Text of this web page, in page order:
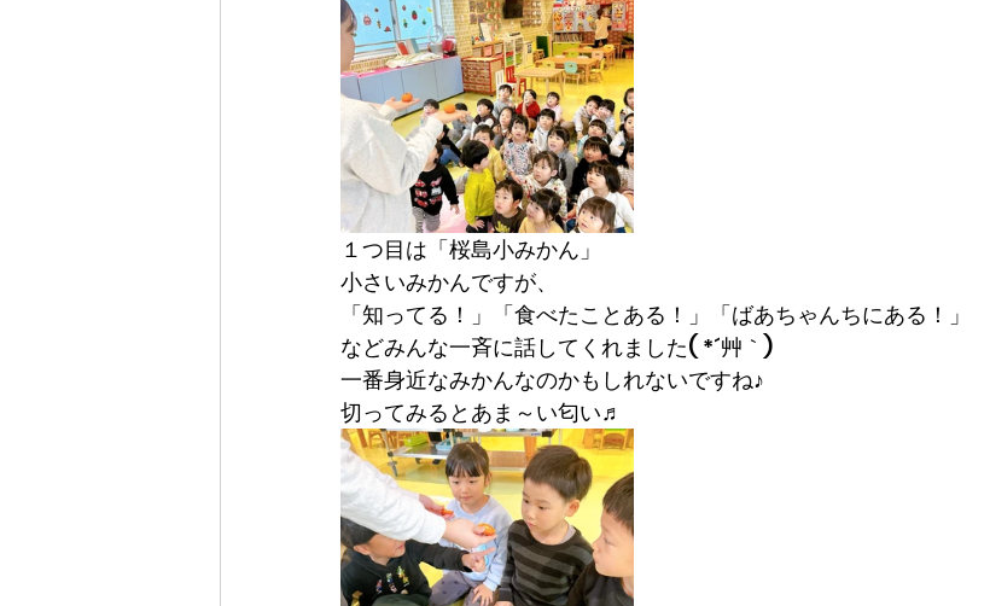
１つ目は「桜島小みかん」
小さいみかんですが、
「知ってる！」「食べたことある！」「ばあちゃんちにある！」
などみんな一斉に話してくれました( *´艸｀)
一番身近なみかんなのかもしれないですね♪
切ってみるとあま～い匂い♬